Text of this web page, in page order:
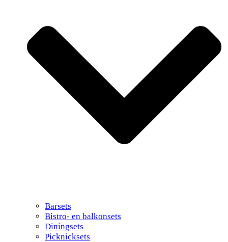
Barsets
Bistro- en balkonsets
Diningsets
Picknicksets